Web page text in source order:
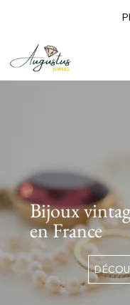
Bijoux
en France